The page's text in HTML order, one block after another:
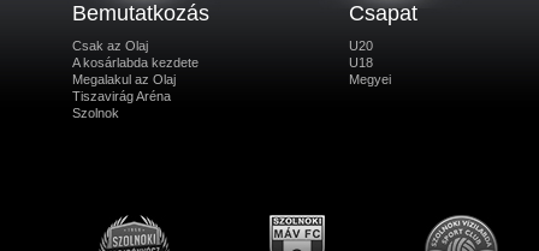
Bemutatkozás
Csak az Olaj
A kosárlabda kezdete
Megalakul az Olaj
Tiszavirág Aréna
Szolnok
Csapat
U20
U18
Megyei